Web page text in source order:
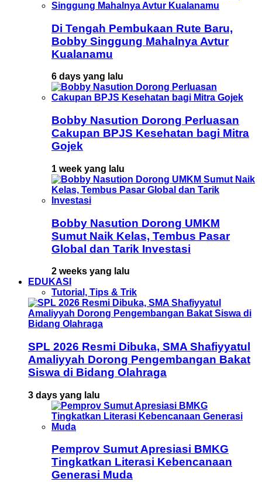
Di Tengah Pembukaan Rute Baru,
Bobby Singgung Mahalnya Avtur
Kualanamu
6 days yang lalu
Bobby Nasution Dorong Perluasan
Cakupan BPJS Kesehatan bagi Mitra
Gojek
1 week yang lalu
Bobby Nasution Dorong UMKM
Sumut Naik Kelas, Tembus Pasar
Global dan Tarik Investasi
2 weeks yang lalu
EDUKASI
Tutorial, Tips & Trik
SPL 2026 Resmi Dibuka, SMA Shafiyyatul
Amaliyyah Dorong Pengembangan Bakat
Siswa di Bidang Olahraga
3 days yang lalu
Pemprov Sumut Apresiasi BMKG
Tingkatkan Literasi Kebencanaan
Generasi Muda